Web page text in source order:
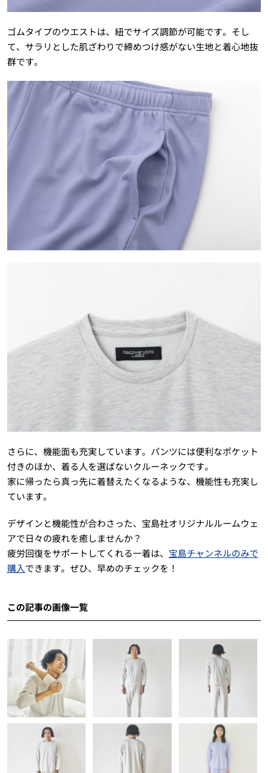
ゴムタイプのウエストは、紐でサイズ調節が可能です。そし
て、サラリとした肌ざわりで締めつけ感がない生地と着心地抜
群です。
さらに、機能面も充実しています。パンツには便利なポケット
付きのほか、着る人を選ばないクルーネックです。
家に帰ったら真っ先に着替えたくなるような、機能性も充実し
ています。
デザインと機能性が合わさった、宝島社オリジナルルームウェ
アで日々の疲れを癒しませんか？
疲労回復をサポートしてくれる一着は、 宝島チャンネルのみで
購入できます。ぜひ、早めのチェックを！
この記事の画像一覧